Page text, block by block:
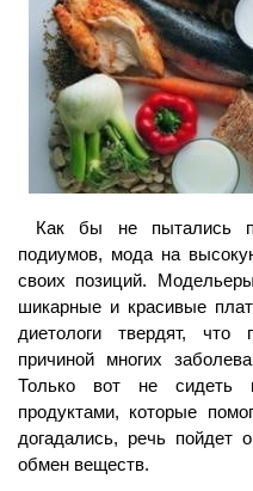
Как бы не пытались
подиумов, мода на
своих позиций.
шикарные и красивые
диетологи твердят,
причиной многих
Только вот не сидеть
продуктами, которые
догадались, речь пойдет
обмен веществ.